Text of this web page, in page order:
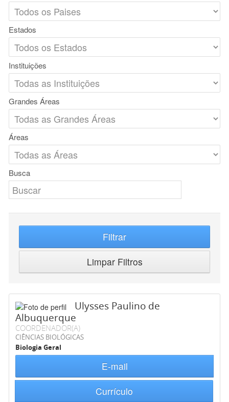
Estados
Instituições
Grandes Áreas
Áreas
Busca
Filtrar
Limpar Filtros
Ulysses Paulino de
Albuquerque
COORDENADOR(A)
CIÊNCIAS BIOLÓGICAS
Biologia Geral
E-mail
Currículo